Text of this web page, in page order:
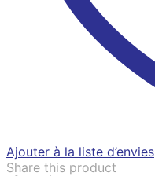
Ajouter à la liste d’envies
Share this product